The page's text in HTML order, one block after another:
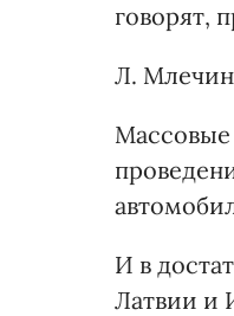
говорят,
Л.
Массовые
И в
Латвии и